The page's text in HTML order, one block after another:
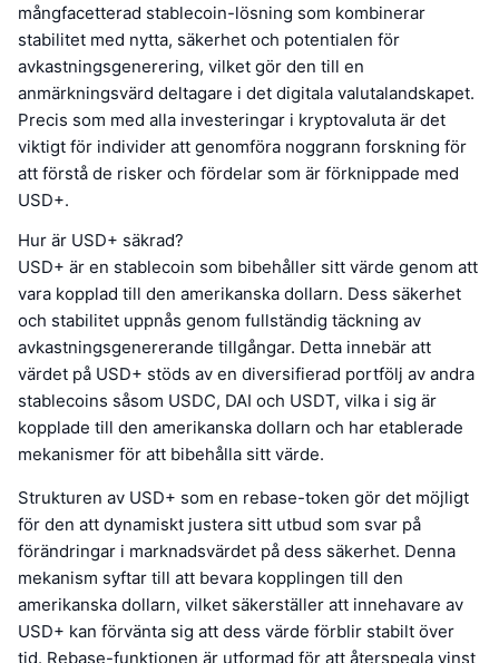
mångfacetterad stablecoin-lösning som kombinerar
stabilitet med nytta, säkerhet och potentialen för
avkastningsgenerering, vilket gör den till en
anmärkningsvärd deltagare i det digitala valutalandskapet.
Precis som med alla investeringar i kryptovaluta är det
viktigt för individer att genomföra noggrann forskning för
att förstå de risker och fördelar som är förknippade med
USD+.
Hur är USD+ säkrad?
USD+ är en stablecoin som bibehåller sitt värde genom att
vara kopplad till den amerikanska dollarn. Dess säkerhet
och stabilitet uppnås genom fullständig täckning av
avkastningsgenererande tillgångar. Detta innebär att
värdet på USD+ stöds av en diversifierad portfölj av andra
stablecoins såsom USDC, DAI och USDT, vilka i sig är
kopplade till den amerikanska dollarn och har etablerade
mekanismer för att bibehålla sitt värde.
Strukturen av USD+ som en rebase-token gör det möjligt
för den att dynamiskt justera sitt utbud som svar på
förändringar i marknadsvärdet på dess säkerhet. Denna
mekanism syftar till att bevara kopplingen till den
amerikanska dollarn, vilket säkerställer att innehavare av
USD+ kan förvänta sig att dess värde förblir stabilt över
tid. Rebase-funktionen är utformad för att återspegla vinst